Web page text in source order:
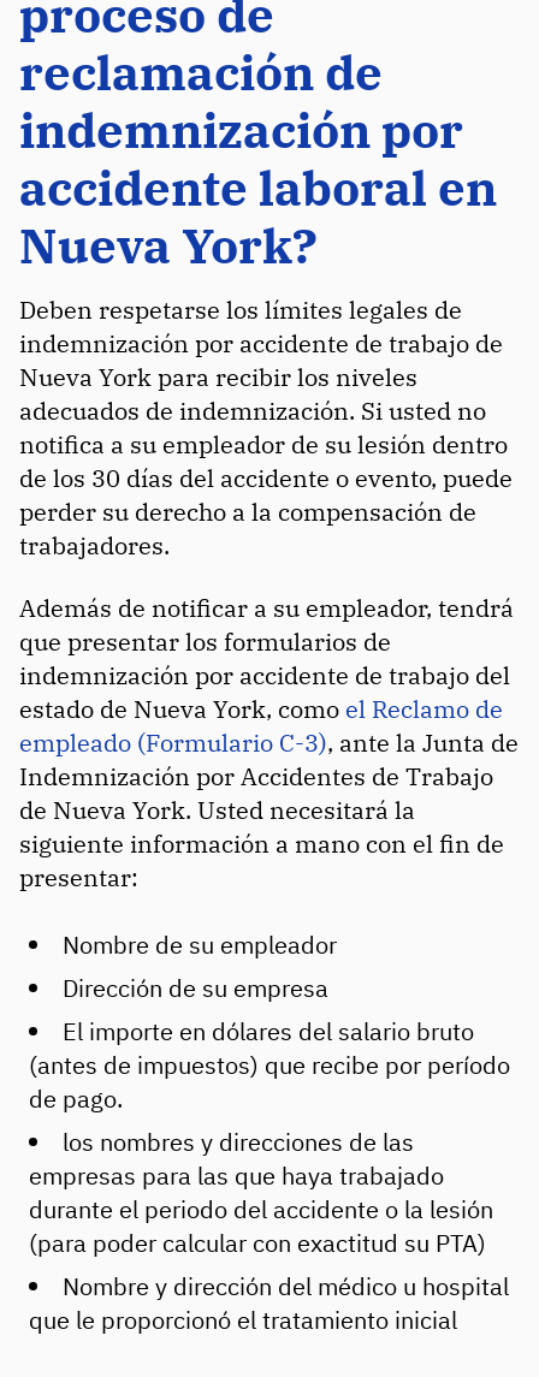
proceso de
reclamación de
indemnización por
accidente laboral en
Nueva York?
Deben respetarse los límites legales de
indemnización por accidente de trabajo de
Nueva York para recibir los niveles
adecuados de indemnización. Si usted no
notifica a su empleador de su lesión dentro
de los 30 días del accidente o evento, puede
perder su derecho a la compensación de
trabajadores.
Además de notificar a su empleador, tendrá
que presentar los formularios de
indemnización por accidente de trabajo del
estado de Nueva York, como el Reclamo de
empleado (Formulario C-3), ante la Junta de
Indemnización por Accidentes de Trabajo
de Nueva York. Usted necesitará la
siguiente información a mano con el fin de
presentar:
Nombre de su empleador
Dirección de su empresa
El importe en dólares del salario bruto
(antes de impuestos) que recibe por período
de pago.
los nombres y direcciones de las
empresas para las que haya trabajado
durante el periodo del accidente o la lesión
(para poder calcular con exactitud su PTA)
Nombre y dirección del médico u hospital
que le proporcionó el tratamiento inicial